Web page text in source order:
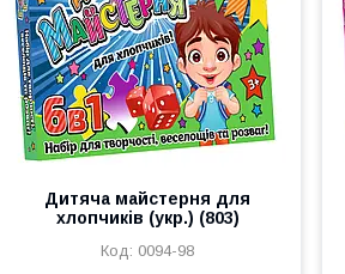
Дитяча майстерня для
хлопчиків (укр.) (803)
0094-98